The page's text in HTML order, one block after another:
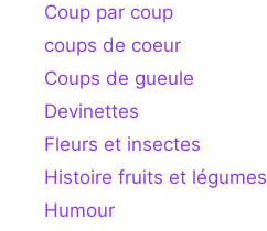
Coup par coup
coups de coeur
Coups de gueule
Devinettes
Fleurs et insectes
Histoire fruits et légumes
Humour